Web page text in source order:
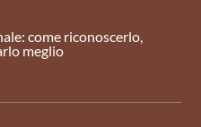
come riconoscerlo,
meglio